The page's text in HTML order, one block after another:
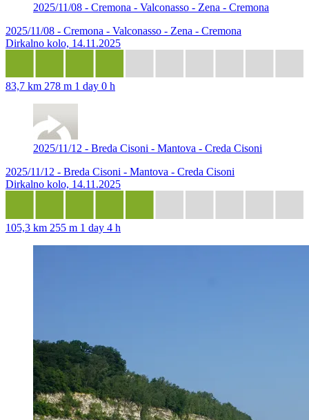
2025/11/08 - Cremona - Valconasso - Zena - Cremona
2025/11/08 - Cremona - Valconasso - Zena - Cremona
Dirkalno kolo, 14.11.2025
83,7 km 278 m 1 day 0 h
2025/11/12 - Breda Cisoni - Mantova - Creda Cisoni
2025/11/12 - Breda Cisoni - Mantova - Creda Cisoni
Dirkalno kolo, 14.11.2025
105,3 km 255 m 1 day 4 h